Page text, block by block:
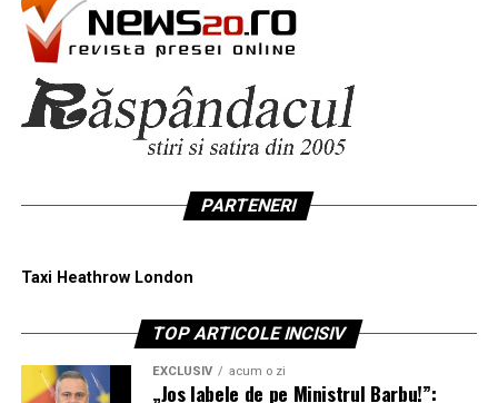
PARTENERI
Taxi Heathrow London
TOP ARTICOLE INCISIV
EXCLUSIV acum o zi
„Jos labele de pe Ministrul Barbu!”: